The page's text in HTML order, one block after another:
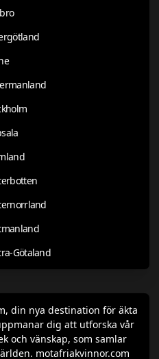
Götaland
din nya destination för äkta
dig att utforska vår
och vänskap, som samlar
motafriakvinnor.com